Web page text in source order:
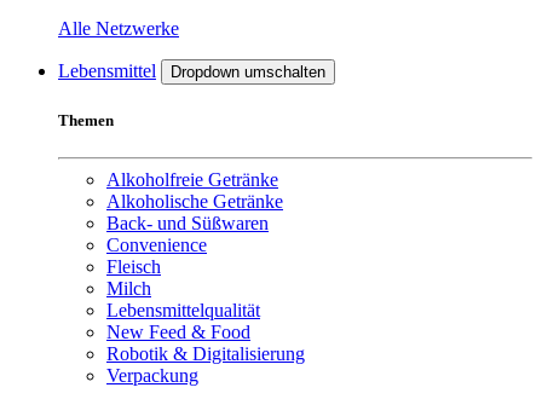
Alle Netzwerke
Lebensmittel Dropdown umschalten
Themen
Alkoholfreie Getränke
Alkoholische Getränke
Back- und Süßwaren
Convenience
Fleisch
Milch
Lebensmittelqualität
New Feed & Food
Robotik & Digitalisierung
Verpackung